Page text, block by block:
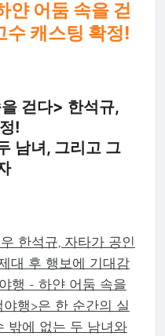
얀 어둠 속을 걷
수 캐스팅 확정!
걷다> 한석규,
!
남녀, 그리고 그
한석규, 자타가 공인
대 후 행보에 기대감
행 - 하얀 어둠 속을
행>은 한 순간의 실
밖에 없는 두 남녀와